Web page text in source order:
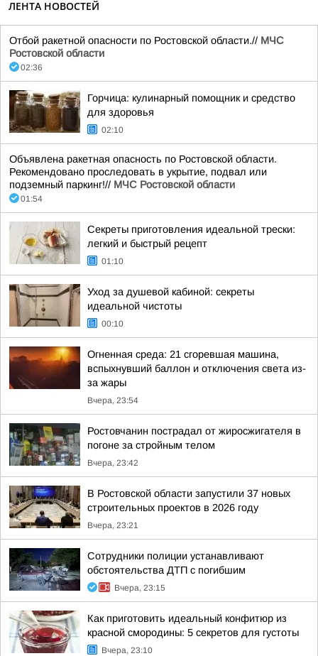
ЛЕНТА НОВОСТЕЙ
Отбой ракетной опасности по Ростовской области.// МЧС
Ростовской области
02:36
Горчица: кулинарный помощник и средство
для здоровья
02:10
Объявлена ракетная опасность по Ростовской области.
Рекомендовано проследовать в укрытие, подвал или
подземный паркинг!// МЧС Ростовской области
01:54
Секреты приготовления идеальной трески:
легкий и быстрый рецепт
01:10
Уход за душевой кабиной: секреты
идеальной чистоты
00:10
Огненная среда: 21 сгоревшая машина,
вспыхнувший баллон и отключения света из-
за жары
Вчера, 23:54
Ростовчанин пострадал от жиросжигателя в
погоне за стройным телом
Вчера, 23:42
В Ростовской области запустили 37 новых
строительных проектов в 2026 году
Вчера, 23:21
Сотрудники полиции устанавливают
обстоятельства ДТП с погибшим
Вчера, 23:15
Как приготовить идеальный конфитюр из
красной смородины: 5 секретов для густоты
Вчера, 23:10